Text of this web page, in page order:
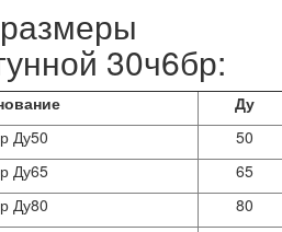
30ч6бр:
Ду
Ду50
50
Ду65
65
Ду80
80